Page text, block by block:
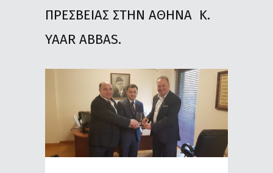
ΠΡΕΣΒΕΙΑΣ ΣΤΗΝ ΑΘΗΝΑ Κ.
YAAR ABBAS.